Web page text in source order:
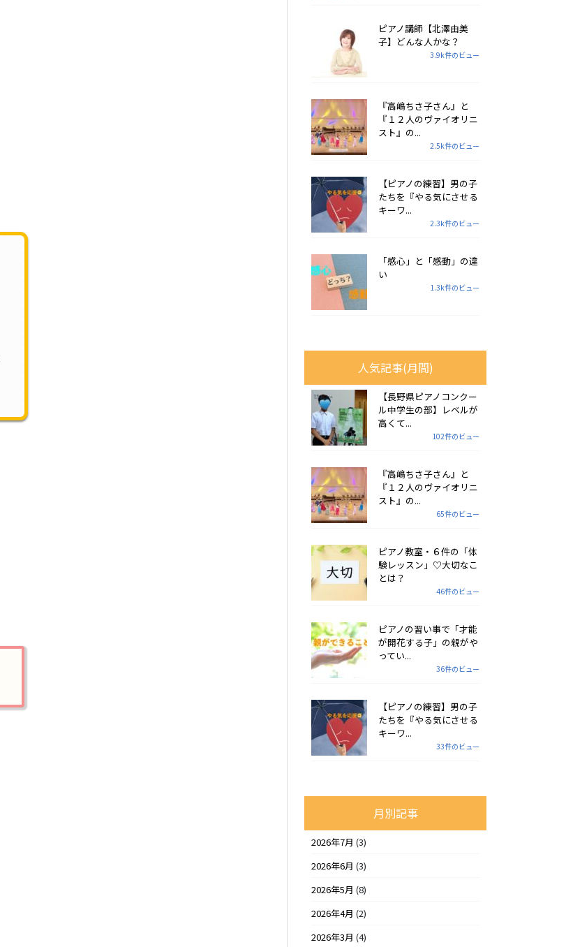
ピアノ講師【北澤由美
子】どんな人かな？
3.9k件のビュー
『高嶋ちさ子さん』と
『１２人のヴァイオリニ
スト』の...
2.5k件のビュー
【ピアノの練習】男の子
たちを『やる気にさせる
キーワ...
2.3k件のビュー
「感心」と「感動」の違
い
1.3k件のビュー
人気記事(月間)
【長野県ピアノコンクー
ル中学生の部】レベルが
高くて...
102件のビュー
『高嶋ちさ子さん』と
『１２人のヴァイオリニ
スト』の...
65件のビュー
ピアノ教室・６件の「体
験レッスン」♡大切なこ
とは？
46件のビュー
ピアノの習い事で「才能
が開花する子」の親がや
ってい...
36件のビュー
【ピアノの練習】男の子
たちを『やる気にさせる
キーワ...
33件のビュー
月別記事
2026年7月 (3)
2026年6月 (3)
2026年5月 (8)
2026年4月 (2)
2026年3月 (4)